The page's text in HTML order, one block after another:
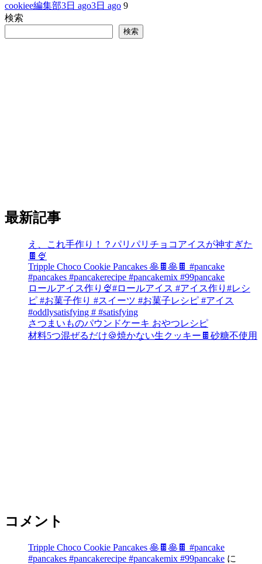
cookiee編集部3日 ago3日 ago 9
検索
検索
最新記事
え、これ手作り！？パリパリチョコアイスが神すぎた
🍫🍨
Tripple Choco Cookie Pancakes 🥞🍫🥞🍫 #pancake
#pancakes #pancakerecipe #pancakemix #99pancake
ロールアイス作り🍨#ロールアイス #アイス作り#レシ
ピ #お菓子作り #スイーツ #お菓子レシピ #アイス
#oddlysatisfying # #satisfying⁠
さつまいものパウンドケーキ おやつレシピ
材料5つ混ぜるだけ🍪焼かない生クッキー🍫砂糖不使用
コメント
Tripple Choco Cookie Pancakes 🥞🍫🥞🍫 #pancake
#pancakes #pancakerecipe #pancakemix #99pancake に